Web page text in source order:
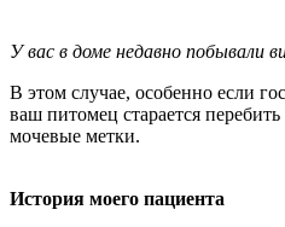
У вас в доме недавно побывали
В этом случае, особенно если
ваш питомец старается
мочевые метки.
История моего пациента